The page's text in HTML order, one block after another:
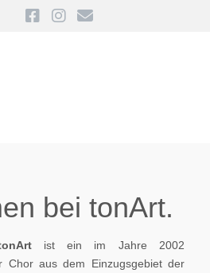
bei tonArt.
ist ein im Jahre 2002
Chor aus dem Einzugsgebiet der